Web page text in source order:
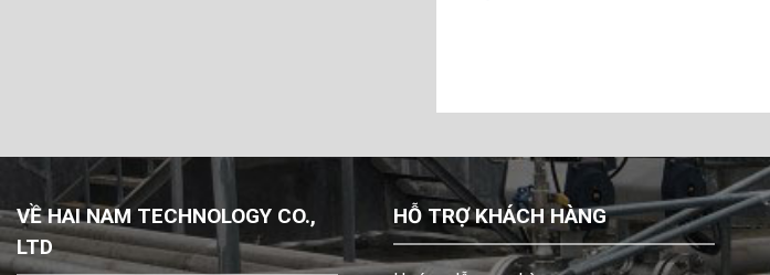
VỀ HAI NAM TECHNOLOGY CO.,
LTD
HỖ TRỢ KHÁCH HÀNG